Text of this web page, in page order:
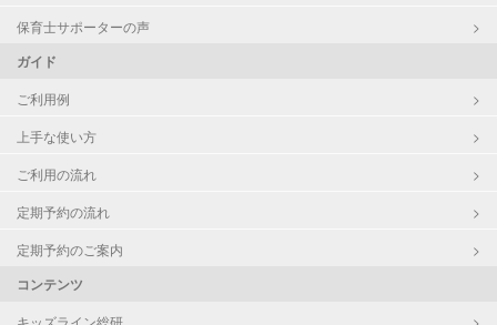
保育士サポーターの声
ガイド
ご利用例
上手な使い方
ご利用の流れ
定期予約の流れ
定期予約のご案内
コンテンツ
キッズライン総研